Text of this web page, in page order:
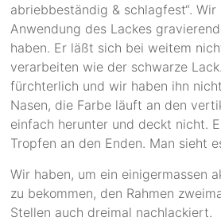
abriebbeständig & schlagfest“.
Anwendung des Lackes
haben. Er läßt sich bei weitem
verarbeiten wie der schwarze
fürchterlich und wir haben ihn
Nasen, die Farbe läuft an den
einfach herunter und deckt nicht.
Tropfen an den Enden. Man sieht
Wir haben, um ein einigermassen
zu bekommen, den Rahmen
Stellen auch dreimal nachlackiert.